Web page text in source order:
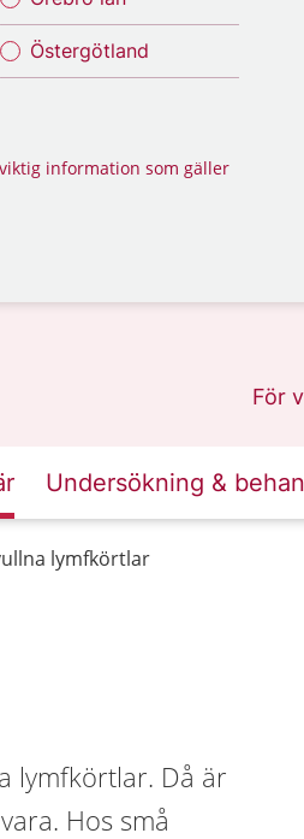
Östergötland
information som gäller
För
Undersökning &
lymfkörtlar
lymfkörtlar. Då är
Hos små